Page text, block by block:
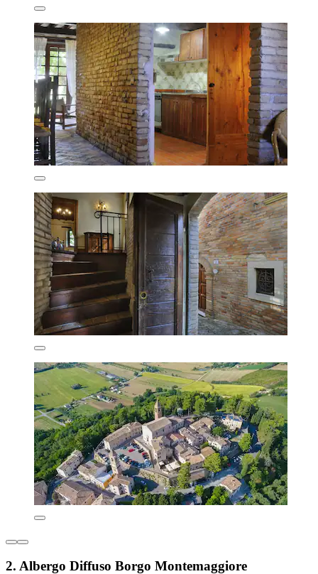
2. Albergo Diffuso Borgo Montemaggiore